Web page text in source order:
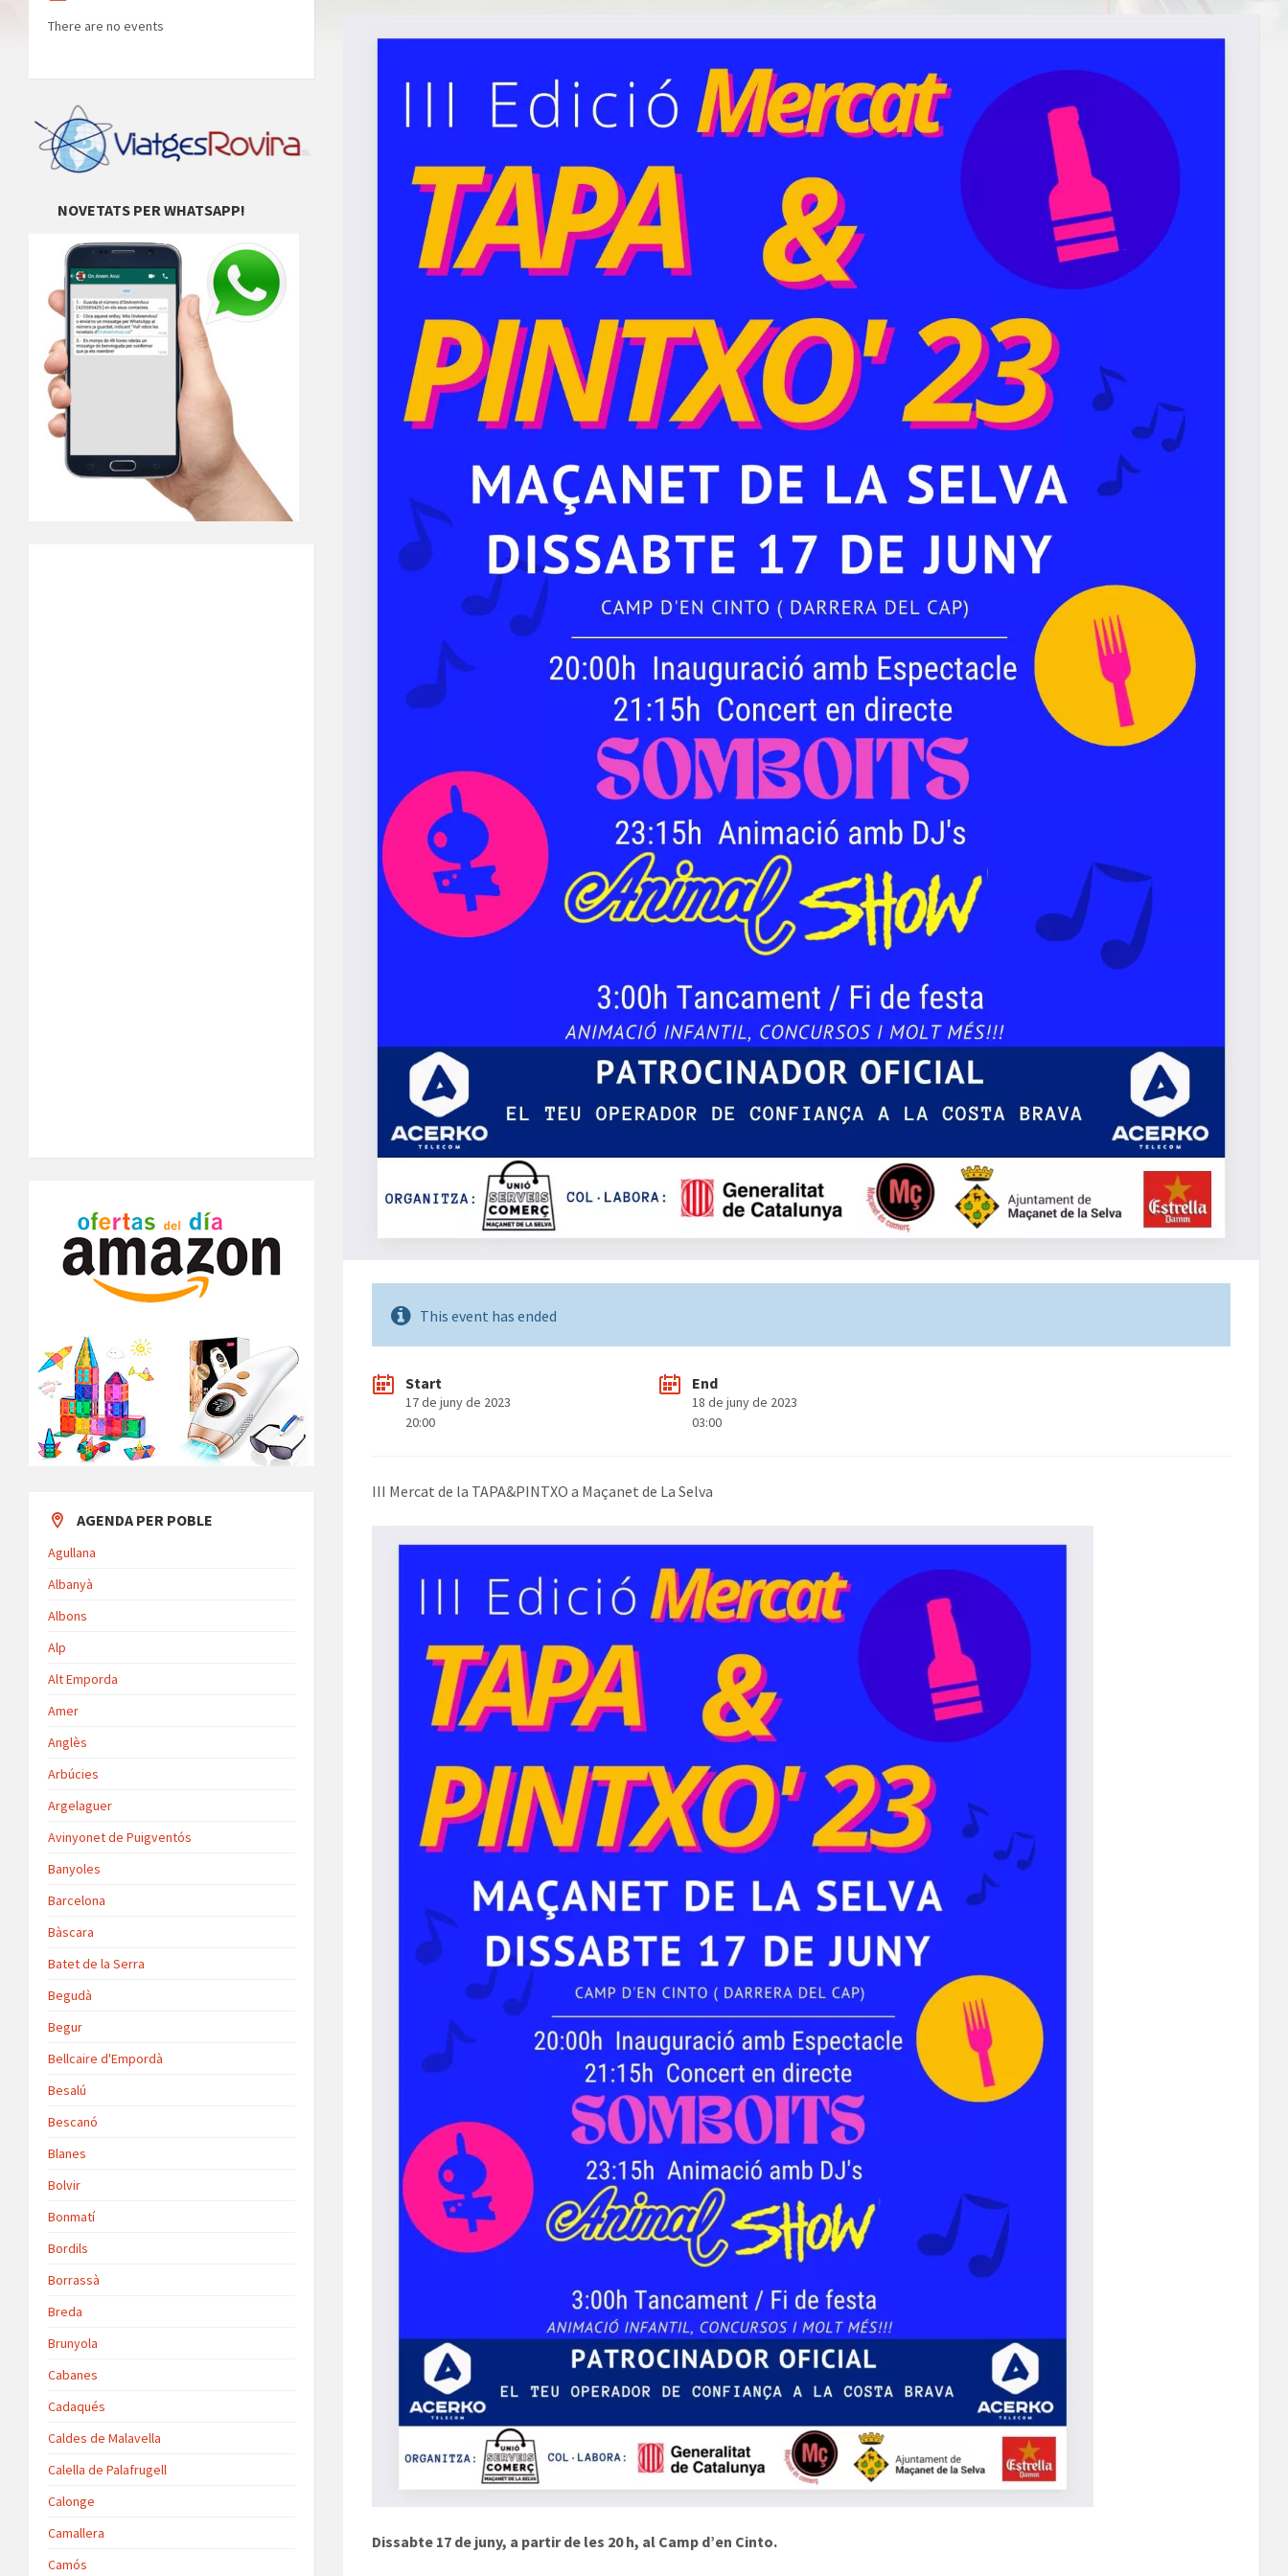
This event has ended
Start
17 de juny de 2023
20:00
End
18 de juny de 2023
03:00
III Mercat de la TAPA&PINTXO a Maçanet de La Selva
Dissabte 17 de juny, a partir de les 20 h, al Camp d’en Cinto.
There are no events
NOVETATS PER WHATSAPP!
AGENDA PER POBLE
Agullana
Albanyà
Albons
Alp
Alt Emporda
Amer
Anglès
Arbúcies
Argelaguer
Avinyonet de Puigventós
Banyoles
Barcelona
Bàscara
Batet de la Serra
Begudà
Begur
Bellcaire d'Empordà
Besalú
Bescanó
Blanes
Bolvir
Bonmatí
Bordils
Borrassà
Breda
Brunyola
Cabanes
Cadaqués
Caldes de Malavella
Calella de Palafrugell
Calonge
Camallera
Camós